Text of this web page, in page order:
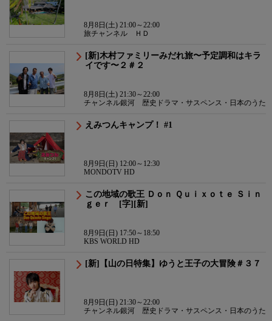
8月8日(土) 21:00～22:00
旅チャンネル ＨＤ
[新]木村ファミリーみだれ旅〜予定調和はキラ
イです〜２＃２
8月8日(土) 21:30～22:00
チャンネル銀河 歴史ドラマ・サスペンス・日本のうた
えみつんキャンプ！ #1
8月9日(日) 12:00～12:30
MONDOTV HD
この地域の歌王 Ｄｏｎ Ｑｕｉｘｏｔｅ Ｓｉｎ
ｇｅｒ [字][新]
8月9日(日) 17:50～18:50
KBS WORLD HD
[新]【山の日特集】ゆうと王子の大冒険＃３７
8月9日(日) 21:30～22:00
チャンネル銀河 歴史ドラマ・サスペンス・日本のうた